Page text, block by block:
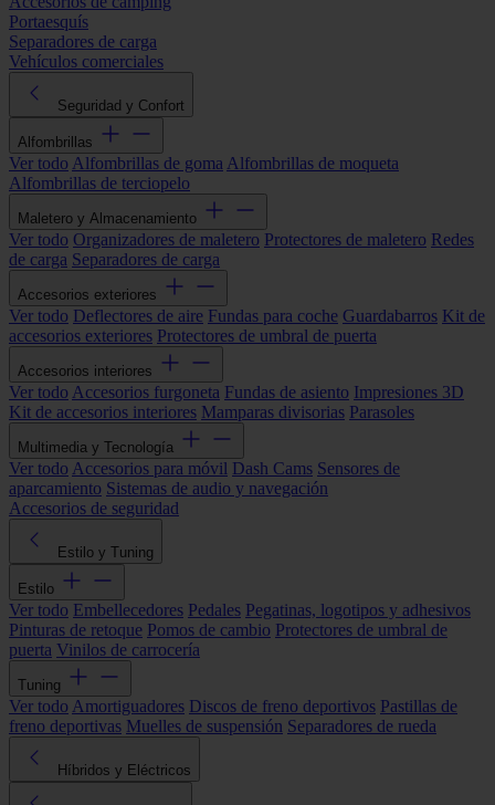
Portaesquís
Separadores de carga
Vehículos comerciales
Seguridad y Confort
Alfombrillas
Ver todo Alfombrillas de goma Alfombrillas de moqueta
Alfombrillas de terciopelo
Maletero y Almacenamiento
Ver todo Organizadores de maletero Protectores de maletero Redes
de carga Separadores de carga
Accesorios exteriores
Ver todo Deflectores de aire Fundas para coche Guardabarros Kit de
accesorios exteriores Protectores de umbral de puerta
Accesorios interiores
Ver todo Accesorios furgoneta Fundas de asiento Impresiones 3D
Kit de accesorios interiores Mamparas divisorias Parasoles
Multimedia y Tecnología
Ver todo Accesorios para móvil Dash Cams Sensores de
aparcamiento Sistemas de audio y navegación
Accesorios de seguridad
Estilo y Tuning
Estilo
Ver todo Embellecedores Pedales Pegatinas, logotipos y adhesivos
Pinturas de retoque Pomos de cambio Protectores de umbral de
puerta Vinilos de carrocería
Tuning
Ver todo Amortiguadores Discos de freno deportivos Pastillas de
freno deportivas Muelles de suspensión Separadores de rueda
Híbridos y Eléctricos